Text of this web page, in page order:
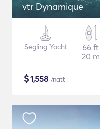
vtr Dynamique
Segling Yacht
66 ft
20 m
$1,558 /natt